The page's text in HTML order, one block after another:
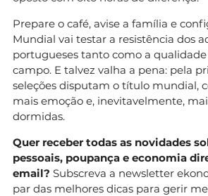
Prepare o café, avise a família e
Mundial vai testar a resistência dos
portugueses tanto como a qualidade
campo. E talvez valha a pena: pela
seleções disputam o título mundial,
mais emoção e, inevitavelmente,
dormidas.
Quer receber todas as novidades
pessoais, poupança e economia
email? Subscreva a newsletter
par das melhores dicas para gerir